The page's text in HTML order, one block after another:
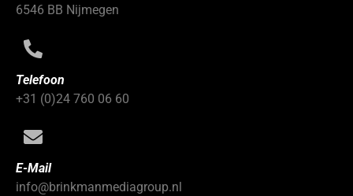
6546 BB Nijmegen
Telefoon
+31 (0)24 760 06 60
E-Mail
info@brinkmanmediagroup.nl